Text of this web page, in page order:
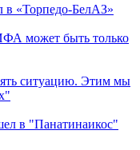
в «Торпедо-БелАЗ»
может быть только
ситуацию. Этим мы
в "Панатинаикос"